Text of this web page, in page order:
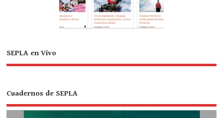
SEPLA en Vivo
Cuadernos de SEPLA